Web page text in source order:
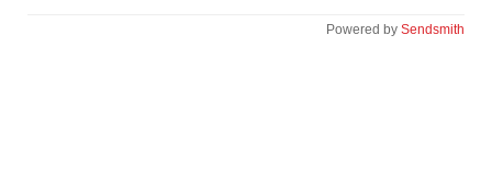
Powered by Sendsmith